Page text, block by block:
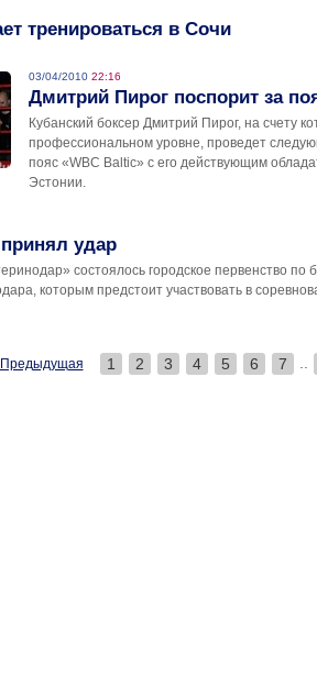
тренироваться в Сочи
03/04/2010 22:16
Дмитрий Пирог поспорит за
Кубанский боксер Дмитрий Пирог, на счету
профессиональном уровне, проведет
пояс «WBC Baltic» с его действующим
Эстонии.
удар
состоялось городское первенство по
которым предстоит участвовать в
1 2 3 4 5 6 7